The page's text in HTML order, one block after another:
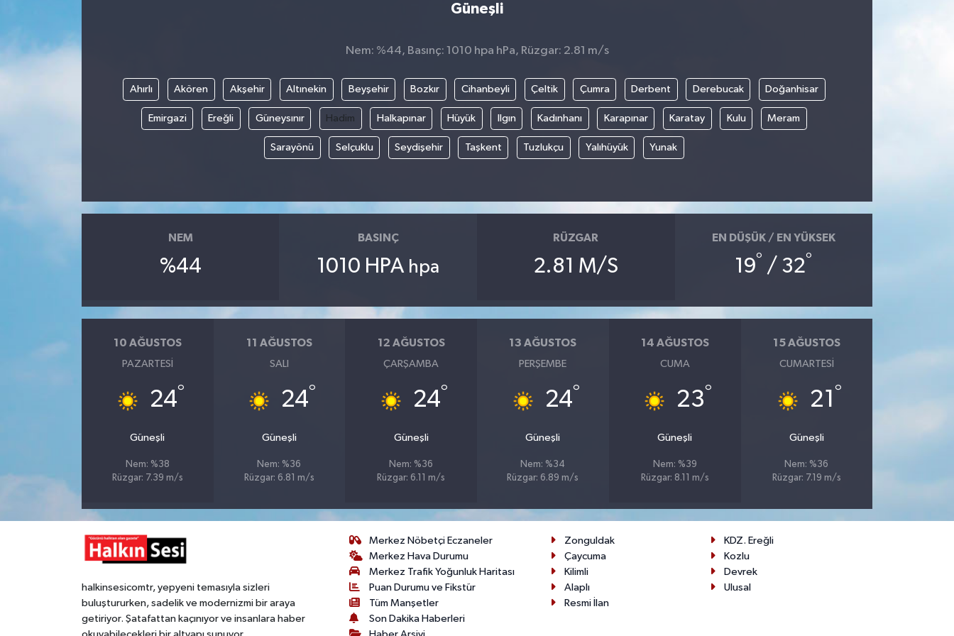
Güneşli
Nem: %44, Basınç: 1010 hpa hPa, Rüzgar: 2.81 m/s
Ahırlı Akören Akşehir Altınekin Beyşehir Bozkır Cihanbeyli Çeltik Çumra Derbent Derebucak Doğanhisar
Emirgazi Ereğli Güneysınır Hadim Halkapınar Hüyük Ilgın Kadınhanı Karapınar Karatay Kulu Meram
Sarayönü Selçuklu Seydişehir Taşkent Tuzlukçu Yalıhüyük Yunak
NEM
%44
BASINÇ
1010 HPA hpa
RÜZGAR
2.81 M/S
EN DÜŞÜK / EN YÜKSEK
19° / 32°
10 AĞUSTOS
PAZARTESI
24°
Güneşli
Nem: %38
Rüzgar: 7.39 m/s
11 AĞUSTOS
SALI
24°
Güneşli
Nem: %36
Rüzgar: 6.81 m/s
12 AĞUSTOS
ÇARŞAMBA
24°
Güneşli
Nem: %36
Rüzgar: 6.11 m/s
13 AĞUSTOS
PERŞEMBE
24°
Güneşli
Nem: %34
Rüzgar: 6.89 m/s
14 AĞUSTOS
CUMA
23°
Güneşli
Nem: %39
Rüzgar: 8.11 m/s
15 AĞUSTOS
CUMARTESI
21 °
Güneşli
Nem: %36
Rüzgar: 7.19 m/s
halkinsesicomtr, yepyeni temasıyla sizleri
buluştururken, sadelik ve modernizmi bir araya
getiriyor. Şatafattan kaçınıyor ve insanlara haber
Merkez Nöbetçi Eczaneler
Merkez Hava Durumu
Merkez Trafik Yoğunluk Haritası
Puan Durumu ve Fikstür
Tüm Manşetler
Son Dakika Haberleri
Zonguldak
KDZ. Ereğli
Çaycuma
Kozlu
Kilimli
Devrek
Alaplı
Ulusal
Resmi İlan
BİLİM VE TEKNOLOJİ
Kültür - Sanat
MAGAZİN
Resmi İlan